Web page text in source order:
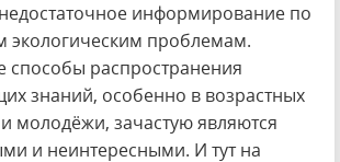
информирование по
экологическим проблемам.
способы распространения
знаний, особенно в возрастных
молодёжи, зачастую являются
и неинтересными. И тут на